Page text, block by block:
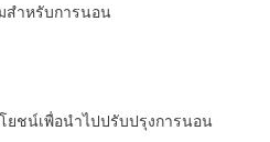
สำหรับการนอน
ชน์เพื่อนำไปปรับปรุงการนอน